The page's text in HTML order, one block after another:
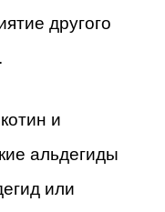
другого
и
альдегиды
или